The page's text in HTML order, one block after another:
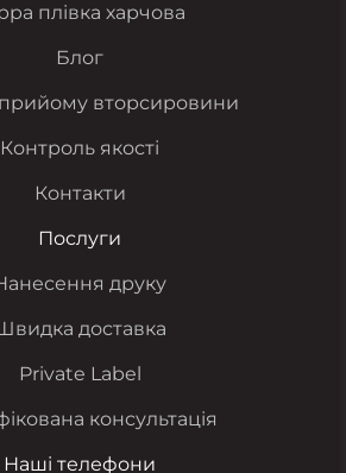
плівка харчова
Блог
вторсировини
Контроль якості
Контакти
Послуги
друку
доставка
Private Label
консультація
Наші телефони